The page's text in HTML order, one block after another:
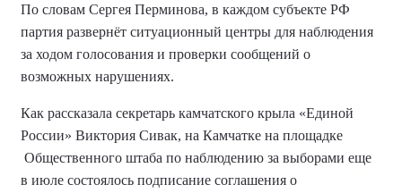
По словам Сергея Перминова, в каждом субъекте РФ
партия развернёт ситуационный центры для наблюдения
за ходом голосования и проверки сообщений о
возможных нарушениях.
Как рассказала секретарь камчатского крыла «Единой
России» Виктория Сивак, на Камчатке на площадке
Общественного штаба по наблюдению за выборами еще
в июле состоялось подписание соглашения о